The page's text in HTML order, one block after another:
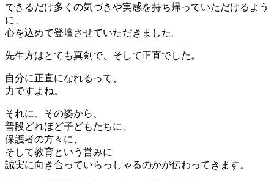
できるだけ多くの気づきや実感を持ち帰っていただけるよう
に、
心を込めて登壇させていただきました。
先生方はとても真剣で、そして正直でした。
自分に正直になれるって、
力ですよね。
それに、その姿から、
普段どれほど子どもたちに、
保護者の方々に、
そして教育という営みに
誠実に向き合っていらっしゃるのかが伝わってきます。